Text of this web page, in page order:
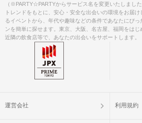
（※PARTY☆PARTYからサービス名を変更いたしまし
トレンドをもとに、安心・安全な出会いの環境をお届
るイベントから、年代や趣味などの条件であなたにぴっ
ンを簡単に探せます。東京、大阪、名古屋、福岡をは
近隣の飲食店等で、あなたの出会いをサポートします。
運営会社 利用規約